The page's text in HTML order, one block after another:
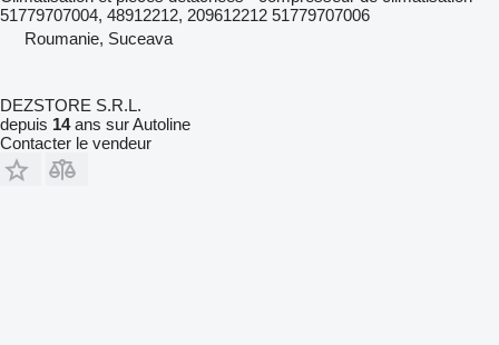
51779707004, 48912212, 209612212 51779707006
Roumanie, Suceava
DEZSTORE S.R.L.
depuis 14ans sur Autoline
Contacter le vendeur